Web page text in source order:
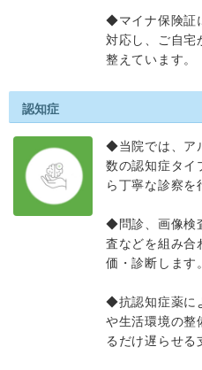
◆マイナ保険証
対応し、ご自宅
整えています。
認知症
◆当院では、ア
数の認知症タイ
ら丁寧な診察を
◆問診、画像検
査などを組み合
価・診断します。
◆抗認知症薬に
や生活環境の整
るだけ遅らせる